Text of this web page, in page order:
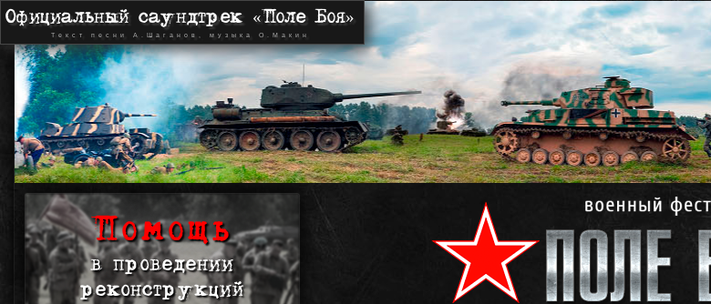
Официальный саундтрек «Поле Боя»
Текст песни А.Шаганов, музыка О.Макин
Помощь
в проведении
реконструкций